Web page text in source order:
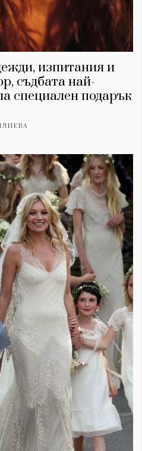
изпитания и
съдбата най-
специален подарък